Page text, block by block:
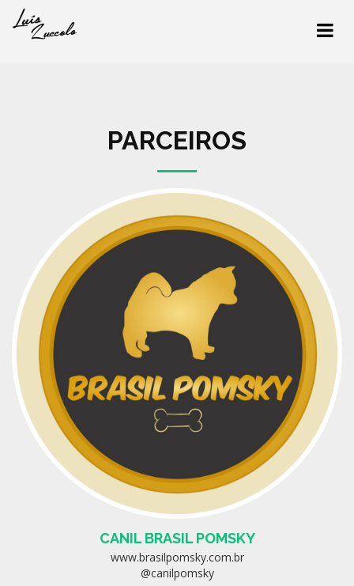
PARCEIROS
CANIL BRASIL POMSKY
www.brasilpomsky.com.br
@canilpomsky